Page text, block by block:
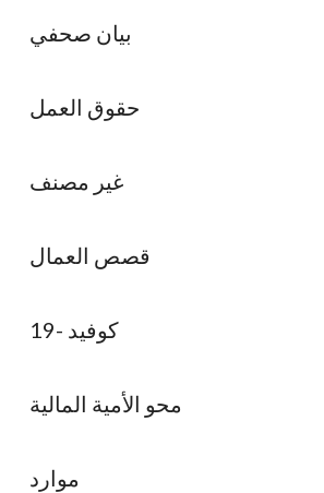
بيان صحفي
حقوق العمل
غير مصنف
قصص العمال
كوفيد -19
محو الأمية المالية
موارد